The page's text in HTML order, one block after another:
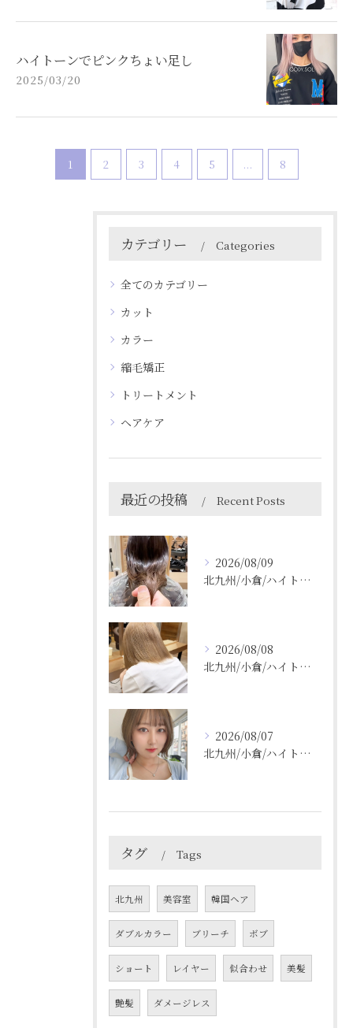
ハイトーンでピンクちょい足し
2025/03/20
1 2 3 4 5 ... 8
カテゴリー Categories
全てのカテゴリー
カット
カラー
縮毛矯正
トリートメント
ヘアケア
最近の投稿 Recent Posts
2026/08/09
北九州/小倉/ハイトーン/ケアブリーチ/ブリーチカラー
2026/08/08
北九州/小倉/ハイトーン/ケアブリーチ/ブリーチカラー
2026/08/07
北九州/小倉/ハイトーン/ケアブリーチ/ブリーチカラー
タグ Tags
北九州 美容室 韓国ヘア
ダブルカラー ブリーチ ボブ
ショート レイヤー 似合わせ 美髪
艶髪 ダメージレス